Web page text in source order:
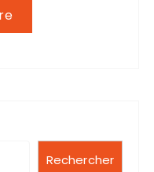
Rechercher